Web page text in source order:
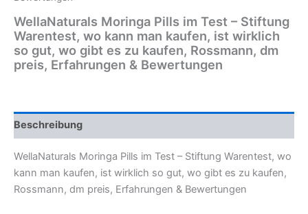
WellaNaturals Moringa Pills im Test – Stiftung
Warentest, wo kann man kaufen, ist wirklich
so gut, wo gibt es zu kaufen, Rossmann, dm
preis, Erfahrungen & Bewertungen
Beschreibung
WellaNaturals Moringa Pills im Test – Stiftung Warentest, wo
kann man kaufen, ist wirklich so gut, wo gibt es zu kaufen,
Rossmann, dm preis, Erfahrungen & Bewertungen